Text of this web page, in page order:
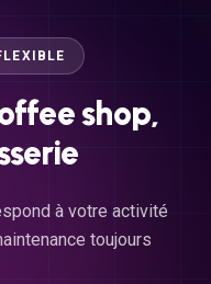
shop,
à votre activité
toujours